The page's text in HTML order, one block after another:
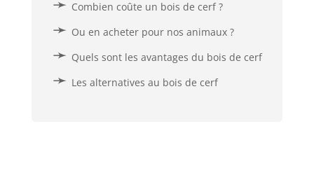
Combien coûte un bois de cerf ?
Ou en acheter pour nos animaux ?
Quels sont les avantages du bois de cerf
Les alternatives au bois de cerf